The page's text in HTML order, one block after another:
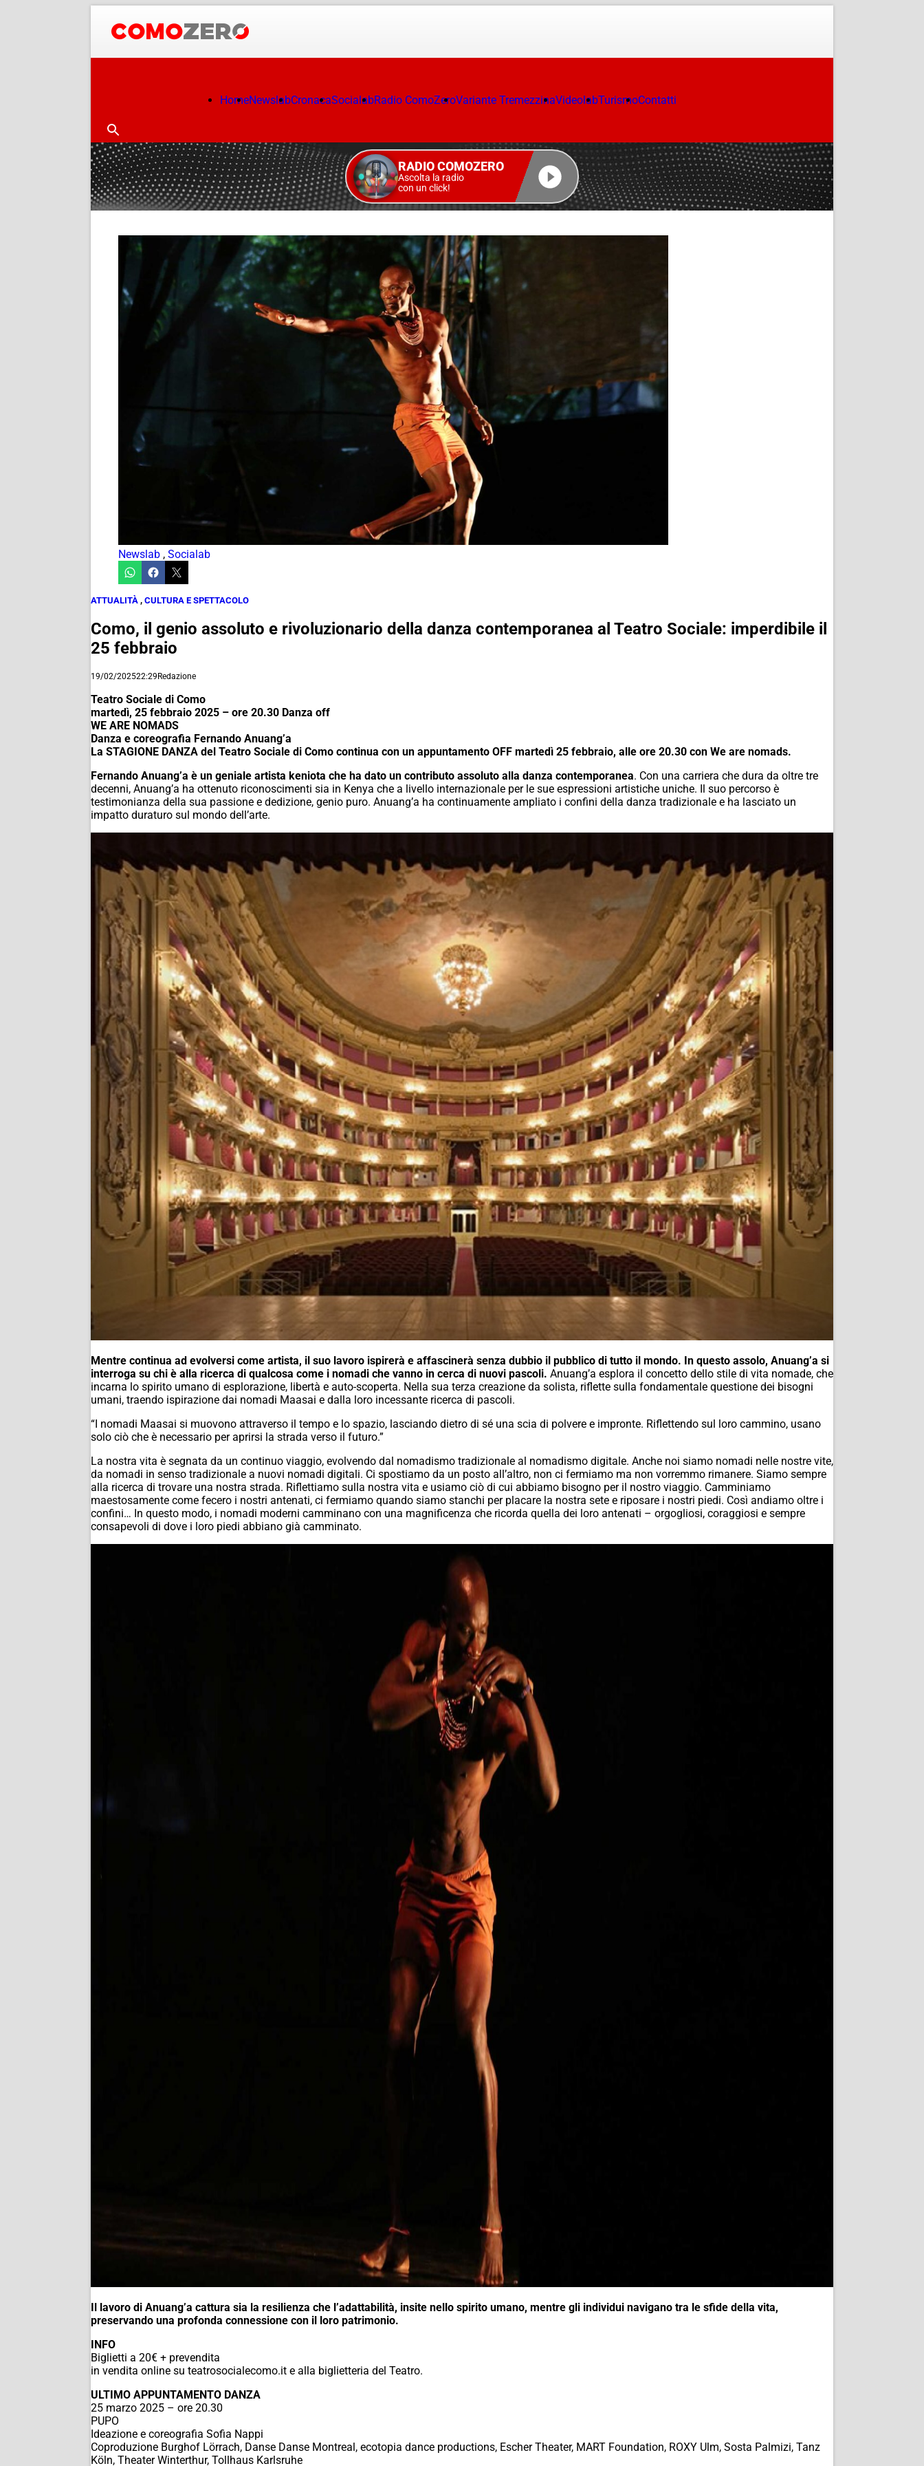
HomeNewslabCronacaSocialabRadio ComoZeroVariante TremezzinaVideolabTurismoContatti
RADIO COMOZERO
Ascolta la radio
con un click!
Newslab , Socialab
ATTUALITÀ , CULTURA E SPETTACOLO
Como, il genio assoluto e rivoluzionario della danza contemporanea al Teatro Sociale: imperdibile il
25 febbraio
19/02/202522:29Redazione
Teatro Sociale di Como
martedì, 25 febbraio 2025 – ore 20.30 Danza off
WE ARE NOMADS
Danza e coreografia Fernando Anuang’a
La STAGIONE DANZA del Teatro Sociale di Como continua con un appuntamento OFF martedì 25 febbraio, alle ore 20.30 con We are nomads.
Fernando Anuang’a è un geniale artista keniota che ha dato un contributo assoluto alla danza contemporanea. Con una carriera che dura da oltre tre
decenni, Anuang’a ha ottenuto riconoscimenti sia in Kenya che a livello internazionale per le sue espressioni artistiche uniche. Il suo percorso è
testimonianza della sua passione e dedizione, genio puro. Anuang’a ha continuamente ampliato i confini della danza tradizionale e ha lasciato un
impatto duraturo sul mondo dell’arte.
Mentre continua ad evolversi come artista, il suo lavoro ispirerà e affascinerà senza dubbio il pubblico di tutto il mondo. In questo assolo, Anuang’a si
interroga su chi è alla ricerca di qualcosa come i nomadi che vanno in cerca di nuovi pascoli. Anuang’a esplora il concetto dello stile di vita nomade, che
incarna lo spirito umano di esplorazione, libertà e auto-scoperta. Nella sua terza creazione da solista, riflette sulla fondamentale questione dei bisogni
umani, traendo ispirazione dai nomadi Maasai e dalla loro incessante ricerca di pascoli.
“I nomadi Maasai si muovono attraverso il tempo e lo spazio, lasciando dietro di sé una scia di polvere e impronte. Riflettendo sul loro cammino, usano
solo ciò che è necessario per aprirsi la strada verso il futuro.”
La nostra vita è segnata da un continuo viaggio, evolvendo dal nomadismo tradizionale al nomadismo digitale. Anche noi siamo nomadi nelle nostre vite,
da nomadi in senso tradizionale a nuovi nomadi digitali. Ci spostiamo da un posto all’altro, non ci fermiamo ma non vorremmo rimanere. Siamo sempre
alla ricerca di trovare una nostra strada. Riflettiamo sulla nostra vita e usiamo ciò di cui abbiamo bisogno per il nostro viaggio. Camminiamo
maestosamente come fecero i nostri antenati, ci fermiamo quando siamo stanchi per placare la nostra sete e riposare i nostri piedi. Così andiamo oltre i
confini… In questo modo, i nomadi moderni camminano con una magnificenza che ricorda quella dei loro antenati – orgogliosi, coraggiosi e sempre
consapevoli di dove i loro piedi abbiano già camminato.
Il lavoro di Anuang’a cattura sia la resilienza che l’adattabilità, insite nello spirito umano, mentre gli individui navigano tra le sfide della vita,
preservando una profonda connessione con il loro patrimonio.
INFO
Biglietti a 20€ + prevendita
in vendita online su teatrosocialecomo.it e alla biglietteria del Teatro.
ULTIMO APPUNTAMENTO DANZA
25 marzo 2025 – ore 20.30
PUPO
Ideazione e coreografia Sofia Nappi
Coproduzione Burghof Lörrach, Danse Danse Montreal, ecotopia dance productions, Escher Theater, MART Foundation, ROXY Ulm, Sosta Palmizi, Tanz
Köln, Theater Winterthur, Tollhaus Karlsruhe